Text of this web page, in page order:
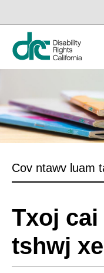
to
content
Cov ntawv luam
Txoj
tshwj